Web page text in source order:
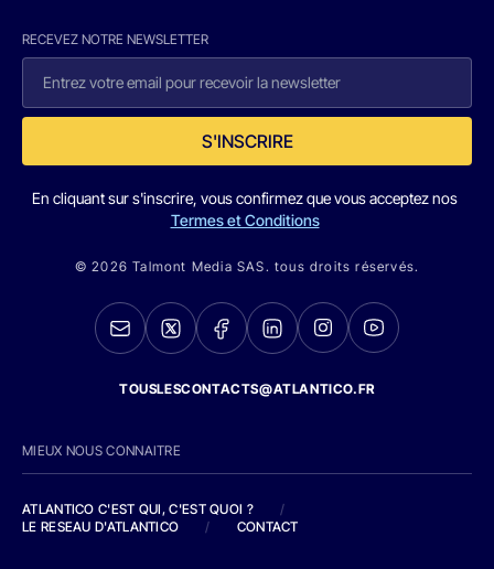
RECEVEZ NOTRE NEWSLETTER
S'INSCRIRE
En cliquant sur s'inscrire, vous confirmez que vous acceptez nos
Termes et Conditions
© 2026 Talmont Media SAS. tous droits réservés.
TOUSLESCONTACTS@ATLANTICO.FR
MIEUX NOUS CONNAITRE
ATLANTICO C'EST QUI, C'EST QUOI ?
/
LE RESEAU D'ATLANTICO
/ CONTACT